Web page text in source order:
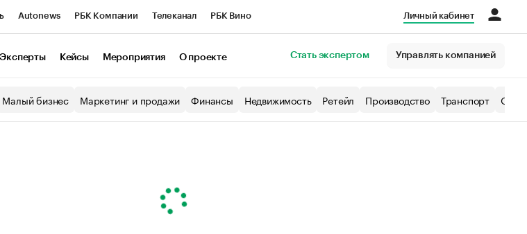
Autonews РБК Компании Телеканал РБК Вино
Экономика Бизнес
Личный кабинет
Эксперты Кейсы Мероприятия О проекте Стать экспертом Управлять компанией
Малый бизнес Маркетинг и продажи Финансы Недвижимость Ретейл Производство Транспорт